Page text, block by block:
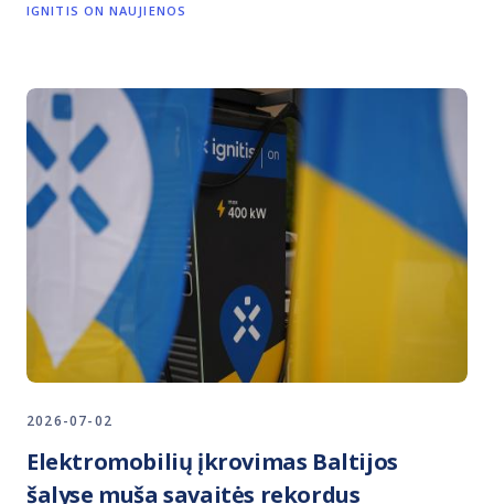
IGNITIS ON NAUJIENOS
2026-07-02
Elektromobilių įkrovimas Baltijos
šalyse muša savaitės rekordus